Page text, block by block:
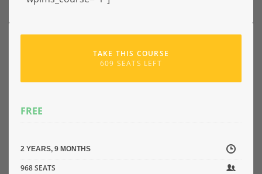
TAKE THIS COURSE
609 SEATS LEFT
FREE
2 YEARS, 9 MONTHS
968 SEATS